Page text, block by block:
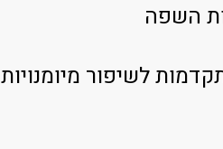
השפה
לשיפור מיומנויות